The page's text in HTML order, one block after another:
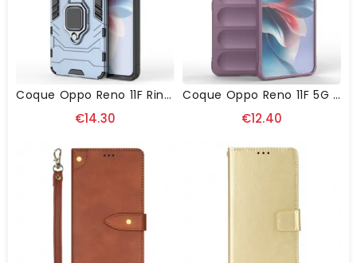
Coque Oppo Reno 11F Ring Résistante
€14.30
Coque Oppo Reno 11F 5G Antidérapante
€12.40